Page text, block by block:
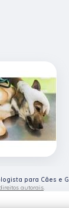
para Cães e
autorais.